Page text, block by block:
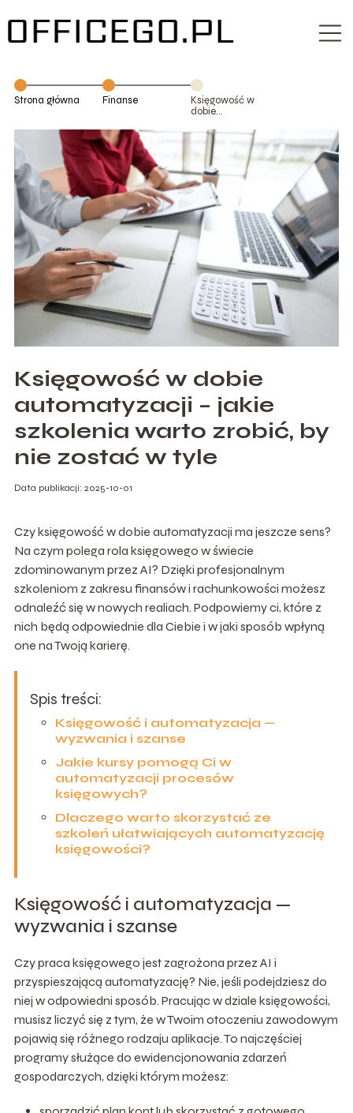
Strona główna Finanse
Księgowość w
dobie
– jakie szkolenia
warto zrobić, by
nie zostać w
tyle
Księgowość w dobie
automatyzacji – jakie
szkolenia warto zrobić, by
nie zostać w tyle
Data publikacji: 2025-10-01
Czy księgowość w dobie automatyzacji ma jeszcze sens?
Na czym polega rola księgowego w świecie
zdominowanym przez AI? Dzięki profesjonalnym
szkoleniom z zakresu finansów i rachunkowości możesz
odnaleźć się w nowych realiach. Podpowiemy ci, które z
nich będą odpowiednie dla Ciebie i w jaki sposób wpłyną
one na Twoją karierę.
Spis treści:
Księgowość i automatyzacja —
wyzwania i szanse
Jakie kursy pomogą Ci w
automatyzacji procesów
księgowych?
Dlaczego warto skorzystać ze
szkoleń ułatwiających automatyzację
księgowości?
Księgowość i automatyzacja —
wyzwania i szanse
Czy praca księgowego jest zagrożona przez AI i
przyspieszającą automatyzację? Nie, jeśli podejdziesz do
niej w odpowiedni sposób. Pracując w dziale księgowości,
musisz liczyć się z tym, że w Twoim otoczeniu zawodowym
pojawią się różnego rodzaju aplikacje. To najczęściej
programy służące do ewidencjonowania zdarzeń
gospodarczych, dzięki którym możesz: